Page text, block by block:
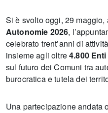
Si è svolto oggi, 29 maggio,
Autonomie 2026,
celebrato trent’anni di
insieme agli oltre4.800
sul futuro dei Comuni tra
burocratica e tutela dei
Una partecipazione andata